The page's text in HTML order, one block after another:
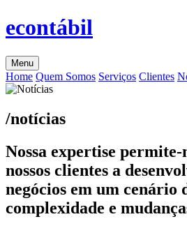
econtábil
Menu
Home Quem Somos Serviços Clientes
/notícias
Nossa expertise
nossos clientes a
negócios em um cenário
complexidade e